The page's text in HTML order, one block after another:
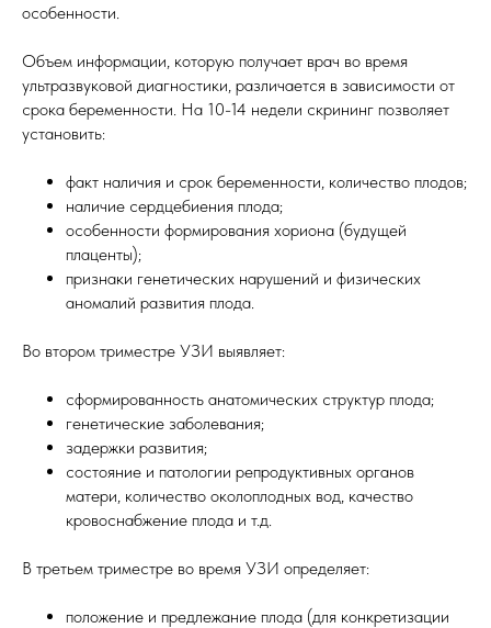
особенности.
Объем информации, которую получает врач во время
ультразвуковой диагностики, различается в зависимости от
срока беременности. На 10-14 недели скрининг позволяет
установить:
факт наличия и срок беременности, количество плодов;
наличие сердцебиения плода;
особенности формирования хориона (будущей
плаценты);
признаки генетических нарушений и физических
аномалий развития плода.
Во втором триместре УЗИ выявляет:
сформированность анатомических структур плода;
генетические заболевания;
задержки развития;
состояние и патологии репродуктивных органов
матери, количество околоплодных вод, качество
кровоснабжение плода и т.д.
В третьем триместре во время УЗИ определяет:
положение и предлежание плода (для конкретизации